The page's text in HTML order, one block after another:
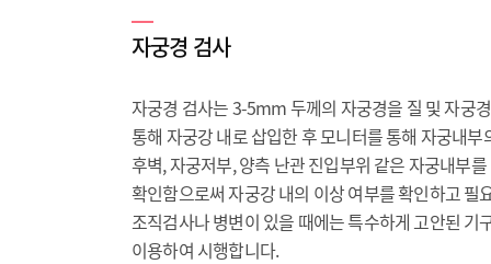
자궁경 검사
자궁경 검사는 3-5mm 두께의 자궁경을 질 및 자궁
통해 자궁강 내로 삽입한 후 모니터를 통해 자궁내부
후벽, 자궁저부, 양측 난관 진입부위 같은 자궁내부
확인함으로써 자궁강 내의 이상 여부를 확인하고 필
조직검사나 병변이 있을 때에는 특수하게 고안된 기
이용하여 시행합니다.